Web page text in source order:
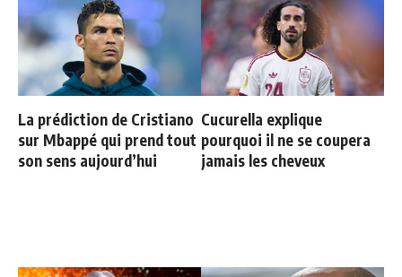
La prédiction de Cristiano
sur Mbappé qui prend tout
son sens aujourd’hui
Cucurella explique
pourquoi il ne se coupera
jamais les cheveux